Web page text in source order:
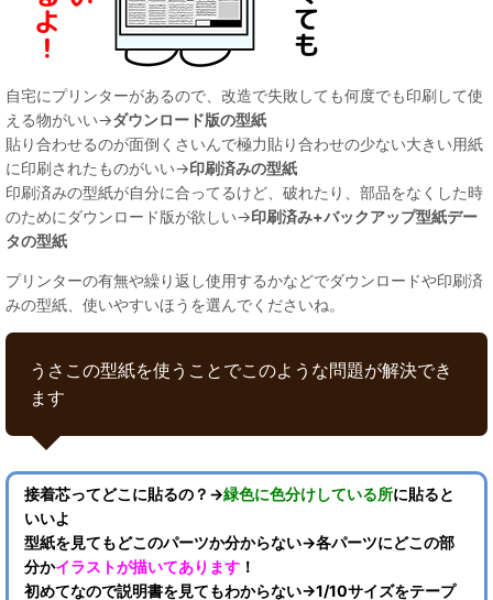
自宅にプリンターがあるので、改造で失敗しても何度でも印刷して使
える物がいい→ダウンロード版の型紙
貼り合わせるのが面倒くさいんで極力貼り合わせの少ない大きい用紙
に印刷されたものがいい→印刷済みの型紙
印刷済みの型紙が自分に合ってるけど、破れたり、部品をなくした時
のためにダウンロード版が欲しい→印刷済み+バックアップ型紙デー
タの型紙
プリンターの有無や繰り返し使用するかなどでダウンロードや印刷済
みの型紙、使いやすいほうを選んでくださいね。
うさこの型紙を使うことでこのような問題が解決でき
ます
接着芯ってどこに貼るの？→緑色に色分けしている所に貼ると
いいよ
型紙を見てもどこのパーツか分からない→各パーツにどこの部
分かイラストが描いてあります ！
初めてなので説明書を見てもわからない→1/10サイズをテープ